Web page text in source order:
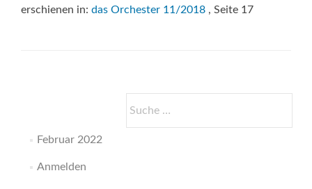
erschienen in: das Orchester 11/2018 , Seite 17
nach:
Februar 2022
Anmelden